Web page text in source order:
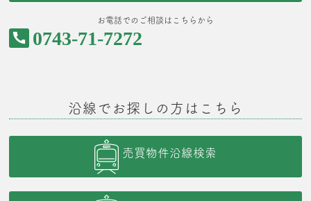
お電話でのご相談はこちらから
0743-71-7272
沿線でお探しの方はこちら
売買物件沿線検索